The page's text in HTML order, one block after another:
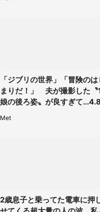
「ジブリの世界」「冒険のは
まりだ！」 夫が撮影した〝
娘の後ろ姿〟が良すぎて
Met
2歳息子と乗ってた電車に押